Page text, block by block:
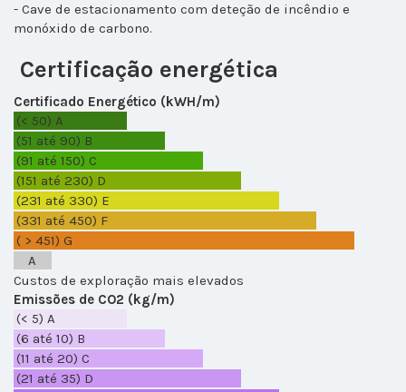
- Cave de estacionamento com deteção de incêndio e
monóxido de carbono.
Certificação energética
Certificado Energético (kWH/m)
(< 50) A
(51 até 90) B
(91 até 150) C
(151 até 230) D
(231 até 330) E
(331 até 450) F
( > 451) G
A
Custos de exploração mais elevados
Emissões de CO2 (kg/m)
(< 5) A
(6 até 10) B
(11 até 20) C
(21 até 35) D